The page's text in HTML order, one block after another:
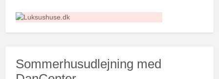
Sommerhusudlejning med